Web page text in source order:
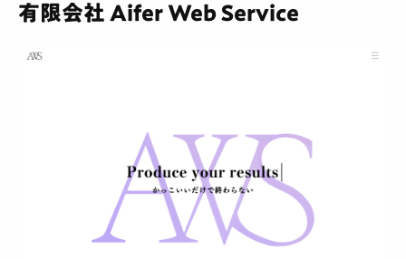
有限会社 Aifer Web Service